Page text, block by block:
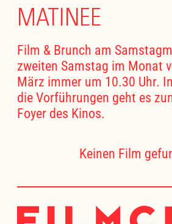
MATINEE
Film & Brunch am
zweiten Samstag im Monat
März immer um 10.30 Uhr.
die Vorführungen geht es
Foyer des Kinos.
Keinen Film